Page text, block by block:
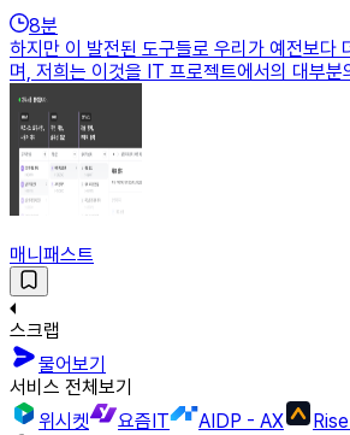
8분
하지만 이 발전된 도구들로 우리가 예전보다
며, 저희는 이것을 IT 프로젝트에서의 대부분
매니패스트
스크랩
물어보기
서비스 전체보기
위시켓
요즘IT AIDP - AX